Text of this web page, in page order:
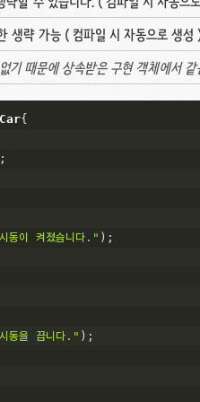
략 가능 ( 컴파일 시 자동으로 생성
없기 때문에 상속받은 구현 객체에
Car{
동이 켜졌습니다." );
동을 끕니다." );